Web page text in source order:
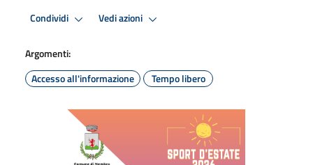
Condividi Vedi azioni
Argomenti:
Accesso all'informazione
Tempo libero